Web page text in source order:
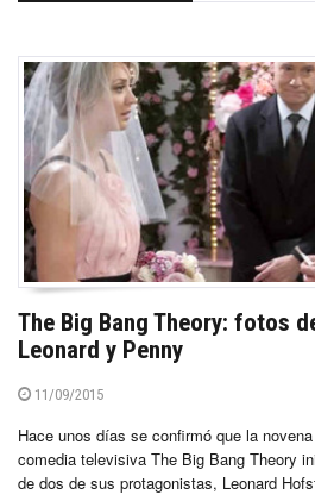
The Big Bang Theory: fotos
Leonard y Penny
11/09/2015
Hace unos días se confirmó que la
comedia televisiva The Big Bang Theory
de dos de sus protagonistas, Leonard